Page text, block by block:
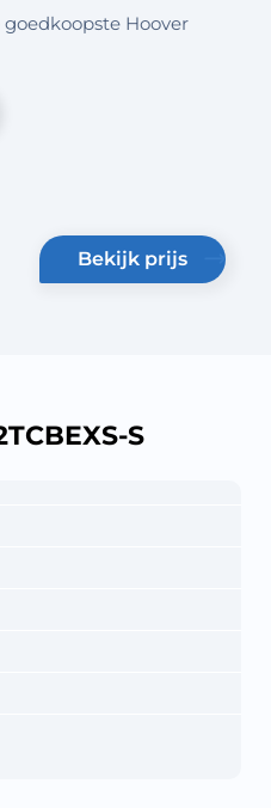
Hoover
bekijk prijs
S